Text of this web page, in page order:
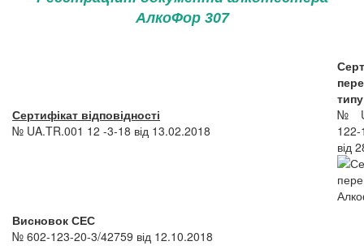
АлкоФор 307
Сертифікат відповідності
№ UA.TR.001 12 -3-18 від 13.02.2018
типу
№
від
Висновок СЕС
№ 602-123-20-3/42759 від 12.10.2018